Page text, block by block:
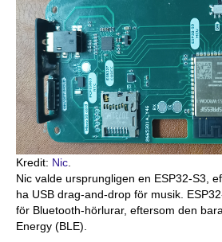
Kredit: Nic.
Nic valde ursprungligen en ESP32-S3,
ha USB drag-and-drop för musik.
för Bluetooth-hörlurar, eftersom den
Energy (BLE).